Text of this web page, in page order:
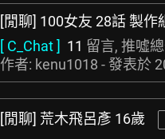
[閒聊] 100女友 28話 製作
[ C_Chat ] 11 留言, 推噓
作者: kenu1018 - 發表於
[閒聊] 荒木飛呂彥 16歲